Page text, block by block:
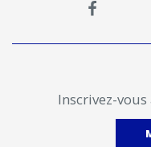
Inscrivez-